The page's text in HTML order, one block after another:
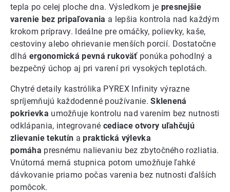
tepla po celej ploche dna. Výsledkom je presnejšie
varenie bez pripaľovania a lepšia kontrola nad každým
krokom prípravy. Ideálne pre omáčky, polievky, kaše,
cestoviny alebo ohrievanie menších porcií. Dostatočne
dlhá ergonomická pevná rukoväť ponúka pohodlný a
bezpečný úchop aj pri varení pri vysokých teplotách.
Chytré detaily kastrólika PYREX Infinity výrazne
spríjemňujú každodenné používanie. Sklenená
pokrievka umožňuje kontrolu nad varením bez nutnosti
odklápania, integrované cediace otvory uľahčujú
zlievanie tekutín a praktická výlevka
pomáha presnému nalievaniu bez zbytočného rozliatia.
Vnútorná merná stupnica potom umožňuje ľahké
dávkovanie priamo počas varenia bez nutnosti ďalších
pomôcok.